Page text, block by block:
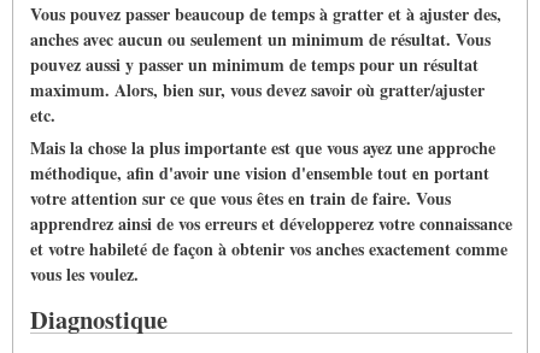
Vous pouvez passer beaucoup de temps à gratter et à ajuster des,
anches avec aucun ou seulement un minimum de résultat. Vous
pouvez aussi y passer un minimum de temps pour un résultat
maximum. Alors, bien sur, vous devez savoir où gratter/ajuster
etc.
Mais la chose la plus importante est que vous ayez une approche
méthodique, afin d'avoir une vision d'ensemble tout en portant
votre attention sur ce que vous êtes en train de faire. Vous
apprendrez ainsi de vos erreurs et développerez votre connaissance
et votre habileté de façon à obtenir vos anches exactement comme
vous les voulez.
Diagnostique